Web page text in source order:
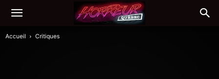
Accueil Critiques